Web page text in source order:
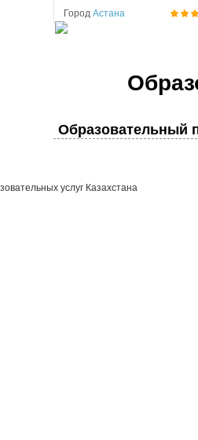
Город Астана
Образовательный
услуг Казахстана